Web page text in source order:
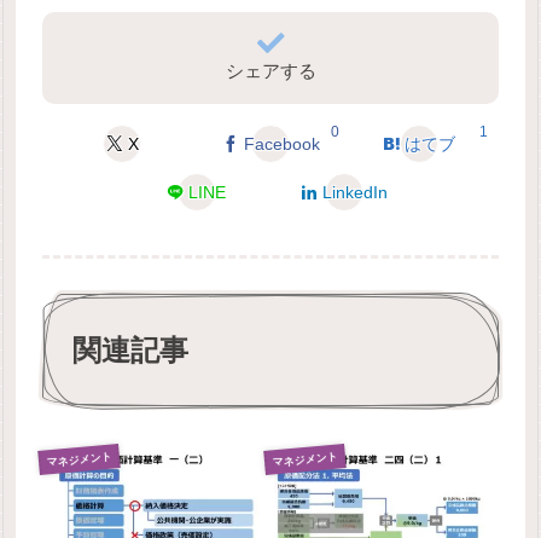
シェアする
X Facebook
0
はてブ
1
LINE LinkedIn
関連記事
マネジメント マネジメント